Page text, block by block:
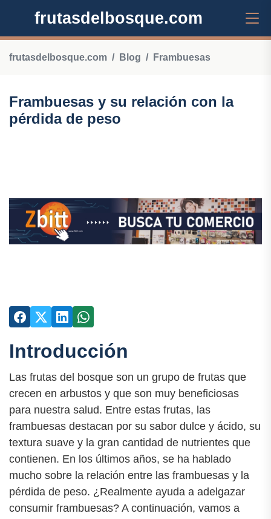
frutasdelbosque.com
frutasdelbosque.com Blog Frambuesas
Frambuesas y su relación con la
pérdida de peso
Introducción
Las frutas del bosque son un grupo de frutas que
crecen en arbustos y que son muy beneficiosas
para nuestra salud. Entre estas frutas, las
frambuesas destacan por su sabor dulce y ácido, su
textura suave y la gran cantidad de nutrientes que
contienen. En los últimos años, se ha hablado
mucho sobre la relación entre las frambuesas y la
pérdida de peso. ¿Realmente ayuda a adelgazar
consumir frambuesas? A continuación, vamos a